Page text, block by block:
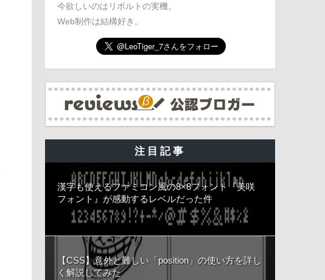
今欲しいのはリボルトの実機。
Web制作は結構好き。
注目記事
漢字も使えるファミコン風の8×8フォント『美咲
フォント』が感動するレベルだった件
【CSS】意外と難しい「position」の使い方を詳し
く解説してみた